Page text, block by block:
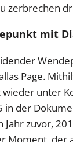
zerbrechen
mit
Page.
wieder unter
in der
Jahr zuvor,